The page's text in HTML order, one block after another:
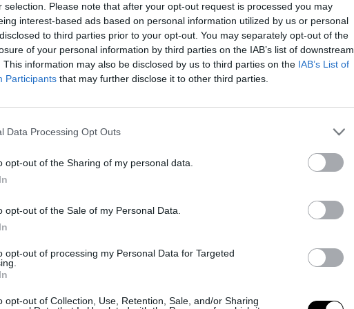
selection. Please note that after your opt-out request is processed you may
interest-based ads based on personal information utilized by us or personal
to third parties prior to your opt-out. You may separately opt-out of the
of your personal information by third parties on the IAB’s list of downstream
This information may also be disclosed by us to third parties on the IAB’s List of
Participants that may further disclose it to other third parties.
Data Processing Opt Outs
opt-out of the Sharing of my personal data.
opt-out of the Sale of my Personal Data.
opt-out of processing my Personal Data for Targeted
opt-out of Collection, Use, Retention, Sale, and/or Sharing
szerint egy utolsó részvénypiaci rallí
követhet. Az arany árfolyama
érdeklődése is stagnál – mutatja a
trends-this-week-stock-market-
Maradjatok Együtt